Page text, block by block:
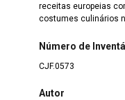
receitas europeias
costumes culinários
Número de
CJF.0573
Autor